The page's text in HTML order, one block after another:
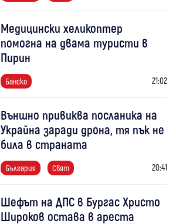
Медицински хеликоптер
помогна на двама туристи в
Пирин
Банско 21:02
Външно привиква посланика на
Украйна заради дрона, тя пък не
била в страната
България Свят 20:41
Шефът на ДПС в Бургас Христо
Широков остава в ареста